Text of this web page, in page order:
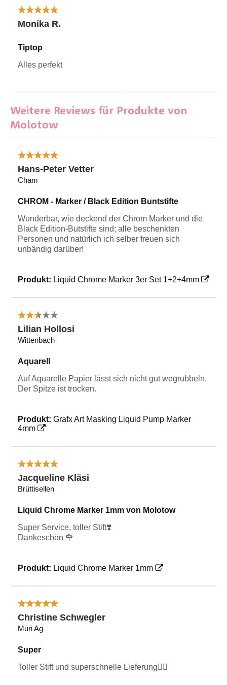
Monika R.
Tiptop
Alles perfekt
Weitere Reviews für Produkte von
Molotow
Hans-Peter Vetter
Cham
CHROM - Marker / Black Edition Buntstifte
Wunderbar, wie deckend der Chrom Marker und die
Black Edition-Butstifte sind; alle beschenkten
Personen und natürlich ich selber freuen sich
unbändig darüber!
Produkt: Liquid Chrome Marker 3er Set 1+2+4mm
Lilian Hollosi
Wittenbach
Aquarell
Auf Aquarelle Papier lässt sich nicht gut wegrubbeln.
Der Spitze ist trocken.
Produkt: Grafx Art Masking Liquid Pump Marker
4mm
Jacqueline Kläsi
Brüttisellen
Liquid Chrome Marker 1mm von Molotow
Super Service, toller Stift❣️
Dankeschön 🌹
Produkt: Liquid Chrome Marker 1mm
Christine Schwegler
Muri Ag
Super
Toller Stift und superschnelle Lieferung👍🏻